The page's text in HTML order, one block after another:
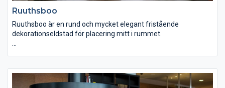
Ruuthsboo
Ruuthsboo är en rund och mycket elegant fristående
dekorationseldstad för placering mitt i rummet.
Elstart med knapp är standard och spisen kan få med antingen
keramisk ved eller lavastensbädd.